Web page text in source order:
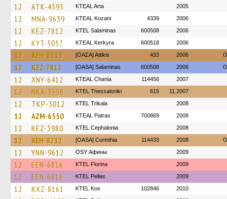
12 ATK-4595 KTEAL Arta 2005
12 MNA-9639 KTEAL Kozani 4339 2006
12 KEZ-7812 KTEL Salaminas 600508 2006
12 KYT-5057 KTEAL Kerkyra 600518 2006
12 XEH-8315 [ΟΑΣΑ] Αttikis 433 2006
12 KEZ-7812 [OASA] Salaminas 600508 2006
12 XNY-6412 KTEAL Chania 114456 2007
12 NKA-3558 KTEL Thessaloniki 615 11.2007
12 TKP-3012 ΚΤΕL Τrikala 2008
12 AZM-6550 KTEAL Patras 700869 2008
12 KEZ-5980 KTEL Cephalonia 2008
12 XEH-8212 [OASA] Corinthia 114433 2008
12 YNN-9612 OSY Афины 2009
12 EEN-6816 KTEL Florina 2009
12 EEN-6816 KTEL Pellas 2009
12 KXZ-8161 KTEL Kos 102846 2010